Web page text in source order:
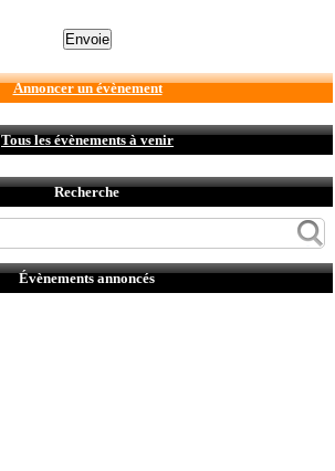
Annoncer un évènement
Tous les évènements à venir
Recherche
Évènements annoncés